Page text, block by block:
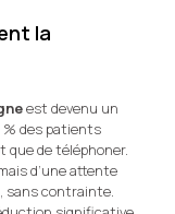
la
est devenu un
des patients
de téléphoner.
d’une attente
sans contrainte.